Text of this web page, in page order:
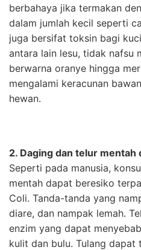
berbahaya jika termakan
dalam jumlah kecil seperti
juga bersifat toksin bagi
antara lain lesu, tidak nafsu
berwarna oranye hingga
mengalami keracunan
hewan.
2. Daging dan telur mentah
Seperti pada manusia,
mentah dapat beresiko
Coli. Tanda-tanda yang
diare, dan nampak lemah.
enzim yang dapat
kulit dan bulu. Tulang dapat